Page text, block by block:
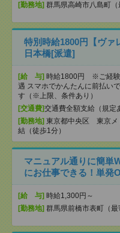
[勤務地] 群馬県高崎市八島町（
特別時給1800円【ヴ
日本橋[派遣]
[給 与] 時給1800円 ※ご経験
遇 スマホでかんたんに前払い
す（※上限、条件あり）
[交通費]交通費全額支給（規定
[勤務地] 東京都中央区 東京メ
結（徒歩1分）
マニュアル通りに簡単
にお仕事できる！単発
[給 与] 時給1,300円～
[勤務地] 群馬県前橋市表町（最